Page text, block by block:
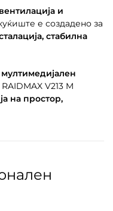
и
е создадено за
стабилна
мултимедијален
RAIDMAX V213 M
на простор,